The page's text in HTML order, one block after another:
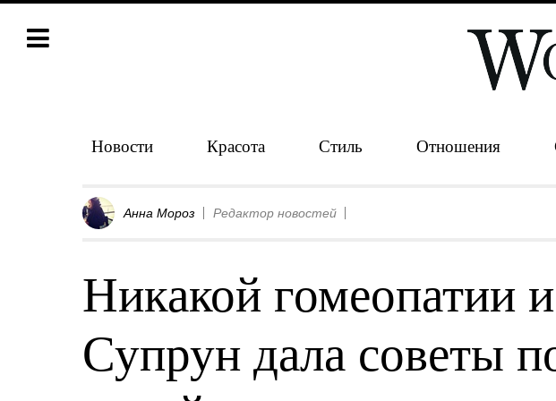
Новости Красота Стиль Отношения
Анна Мороз Редактор новостей
Никакой гомеопатии
Супрун дала советы